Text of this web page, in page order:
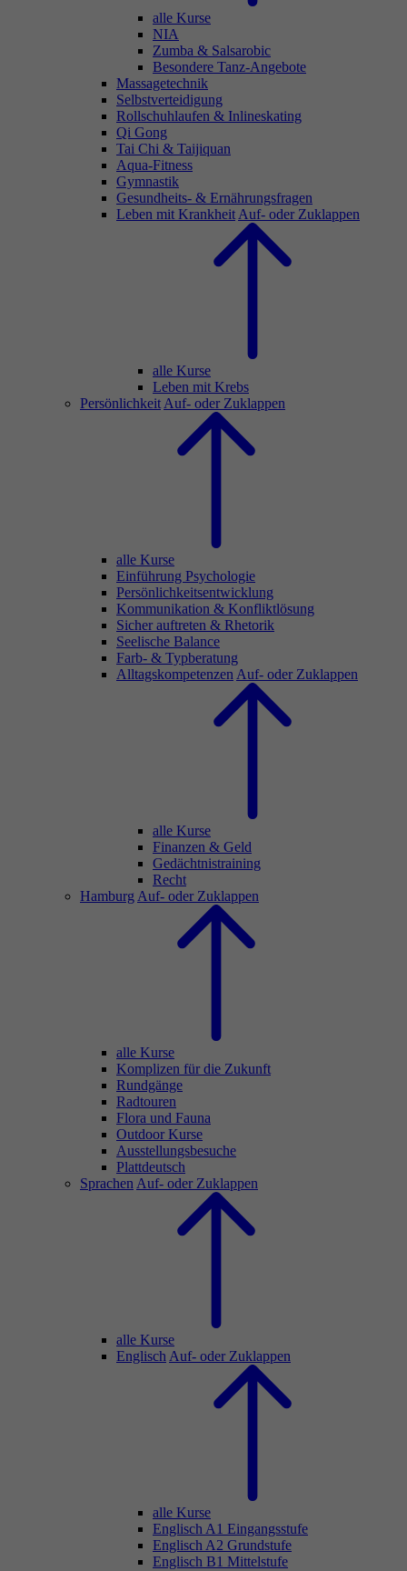
alle Kurse
NIA
Zumba & Salsarobic
Besondere Tanz-Angebote
Massagetechnik
Selbstverteidigung
Rollschuhlaufen & Inlineskating
Qi Gong
Tai Chi & Taijiquan
Aqua-Fitness
Gymnastik
Gesundheits- & Ernährungsfragen
Leben mit Krankheit Auf- oder Zuklappen
alle Kurse
Leben mit Krebs
Persönlichkeit Auf- oder Zuklappen
alle Kurse
Einführung Psychologie
Persönlichkeitsentwicklung
Kommunikation & Konfliktlösung
Sicher auftreten & Rhetorik
Seelische Balance
Farb- & Typberatung
Alltagskompetenzen Auf- oder Zuklappen
alle Kurse
Finanzen & Geld
Gedächtnistraining
Recht
Hamburg Auf- oder Zuklappen
alle Kurse
Komplizen für die Zukunft
Rundgänge
Radtouren
Flora und Fauna
Outdoor Kurse
Ausstellungsbesuche
Plattdeutsch
Sprachen Auf- oder Zuklappen
alle Kurse
Englisch Auf- oder Zuklappen
alle Kurse
Englisch A1 Eingangsstufe
Englisch A2 Grundstufe
Englisch B1 Mittelstufe